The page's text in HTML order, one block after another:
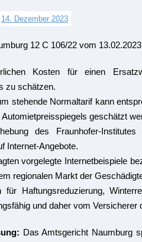
14. Dezember 2023
12 C 106/22 vom 13.02.2023
Kosten für einen
zu schätzen.
stehende Normaltarif kann
geschätzt
des Fraunhofer-
Internet-Angebote.
vorgelegte Internetbeispiele
regionalen Markt der
für Haftungsreduzierung,
und daher vom
Das Amtsgericht Naumburg